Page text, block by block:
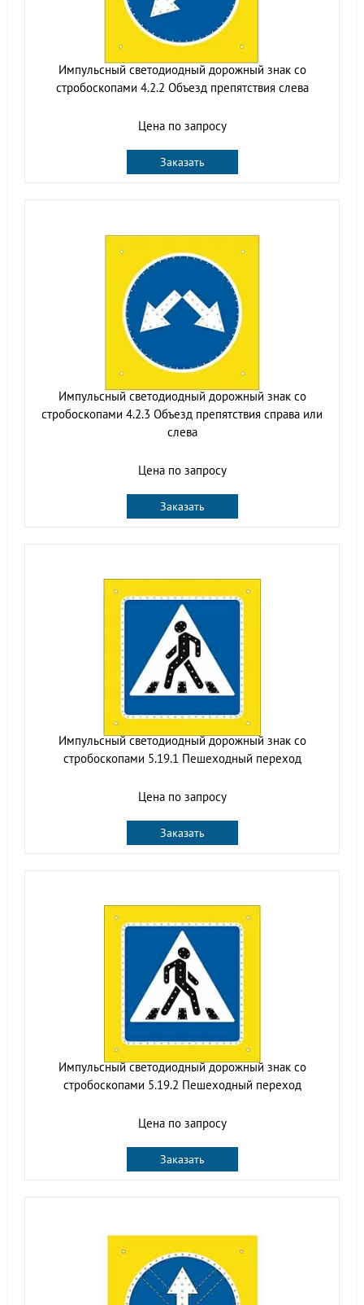
Импульсный cветодиодный дорожный знак со
стробоскопами 4.2.2 Объезд препятствия слева
Цена по запросу
Заказать
Импульсный cветодиодный дорожный знак со
стробоскопами 4.2.3 Объезд препятствия справа или
слева
Цена по запросу
Заказать
Импульсный cветодиодный дорожный знак со
стробоскопами 5.19.1 Пешеходный переход
Цена по запросу
Заказать
Импульсный cветодиодный дорожный знак со
стробоскопами 5.19.2 Пешеходный переход
Цена по запросу
Заказать